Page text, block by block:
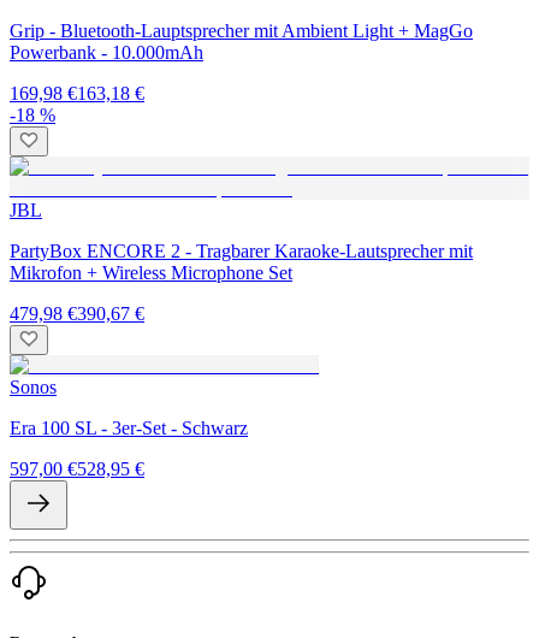
Grip - Bluetooth-Lauptsprecher mit Ambient Light + MagGo
Powerbank - 10.000mAh
169,98 €163,18 €
-18 %
JBL
PartyBox ENCORE 2 - Tragbarer Karaoke-Lautsprecher mit
Mikrofon + Wireless Microphone Set
479,98 €390,67 €
Sonos
Era 100 SL - 3er-Set - Schwarz
597,00 €528,95 €